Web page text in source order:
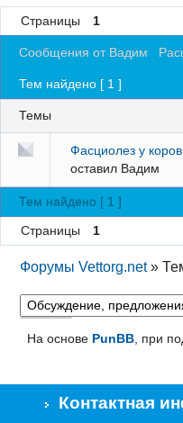
Поиск
Регистрация
Вход
Страницы 1
Сообщения от Вадим
Тем найдено [ 1 ]
Темы
Фасциолез у коров
оставил Вадим
Тем найдено [ 1 ]
Страницы 1
Форумы Vettorg.net »
На основе PunBB , при
Контактная